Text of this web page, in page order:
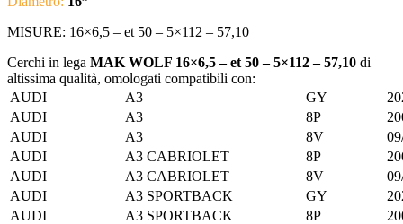
MISURE: 16×6,5 – et 50 – 5×112 – 57,10
Cerchi in lega MAK WOLF 16×6,5 – et 50 – 5×112 – 57,10 di
altissima qualità, omologati compatibili con:
AUDI
A3 GY
AUDI
A3 8P
AUDI
A3 8V
AUDI
A3 CABRIOLET 8P
AUDI
A3 CABRIOLET 8V
AUDI
A3 SPORTBACK GY
AUDI
A3 SPORTBACK 8P